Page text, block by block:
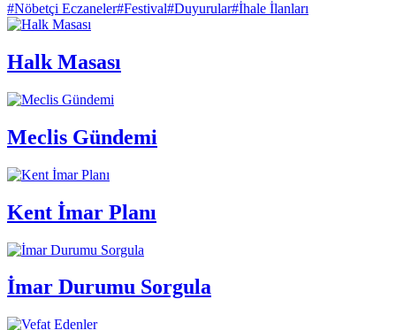
#Nöbetçi Eczaneler#Festival#Duyurular#İhale İlanları
Halk Masası
Meclis Gündemi
Kent İmar Planı
İmar Durumu Sorgula